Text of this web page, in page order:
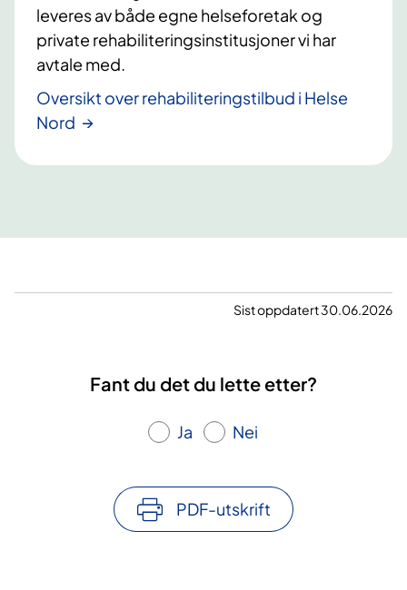
leveres av både egne helseforetak og
private rehabiliteringsinstitusjoner vi har
avtale med.
Oversikt over rehabiliteringstilbud i Helse
Nord
Sist oppdatert 30.06.2026
Fant du det du lette etter?
Ja Nei
PDF-utskrift